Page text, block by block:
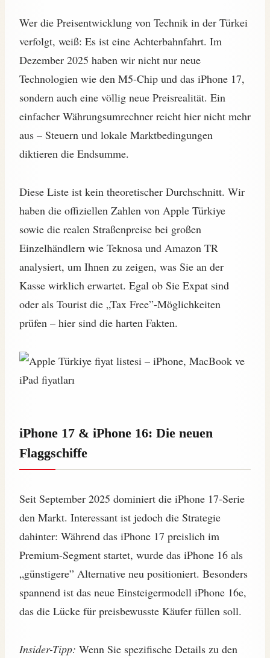
Wer die Preisentwicklung von Technik in der Türkei
verfolgt, weiß: Es ist eine Achterbahnfahrt. Im
Dezember 2025 haben wir nicht nur neue
Technologien wie den M5-Chip und das iPhone 17,
sondern auch eine völlig neue Preisrealität. Ein
einfacher Währungsumrechner reicht hier nicht mehr
aus – Steuern und lokale Marktbedingungen
diktieren die Endsumme.
Diese Liste ist kein theoretischer Durchschnitt. Wir
haben die offiziellen Zahlen von Apple Türkiye
sowie die realen Straßenpreise bei großen
Einzelhändlern wie Teknosa und Amazon TR
analysiert, um Ihnen zu zeigen, was Sie an der
Kasse wirklich erwartet. Egal ob Sie Expat sind
oder als Tourist die „Tax Free”-Möglichkeiten
prüfen – hier sind die harten Fakten.
iPhone 17 & iPhone 16: Die neuen
Flaggschiffe
Seit September 2025 dominiert die iPhone 17-Serie
den Markt. Interessant ist jedoch die Strategie
dahinter: Während das iPhone 17 preislich im
Premium-Segment startet, wurde das iPhone 16 als
„günstigere” Alternative neu positioniert. Besonders
spannend ist das neue Einsteigermodell iPhone 16e,
das die Lücke für preisbewusste Käufer füllen soll.
Insider-Tipp: Wenn Sie spezifische Details zu den